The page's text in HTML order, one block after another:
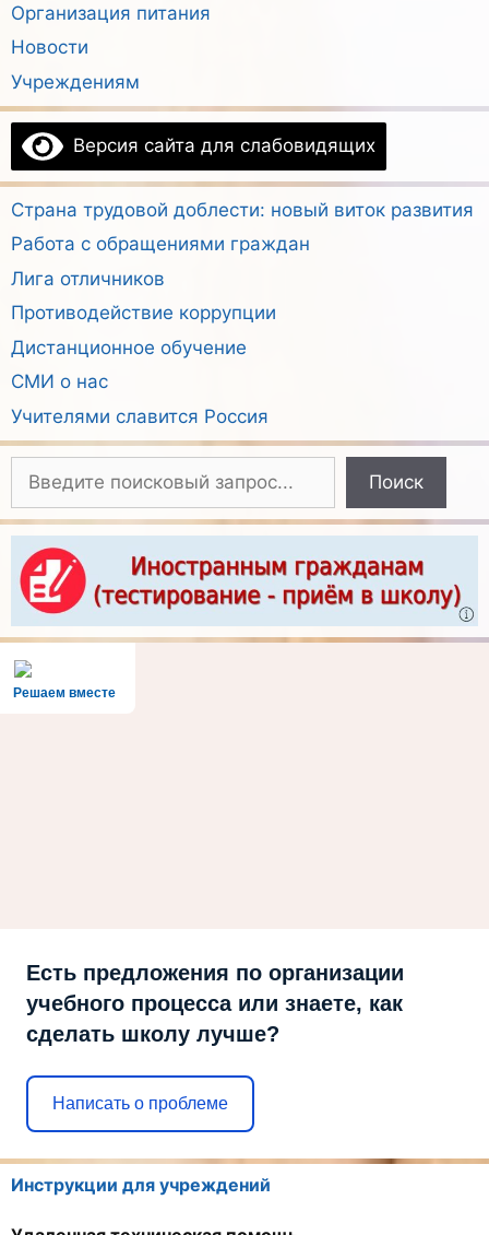
Организация питания
Новости
Учреждениям
Версия сайта для слабовидящих
Страна трудовой доблести: новый виток развития
Работа с обращениями граждан
Лига отличников
Противодействие коррупции
Дистанционное обучение
СМИ о нас
Учителями славится Россия
Поиск
Решаем вместе
Есть предложения по организации
учебного процесса или знаете, как
сделать школу лучше?
Написать о проблеме
Инструкции для учреждений